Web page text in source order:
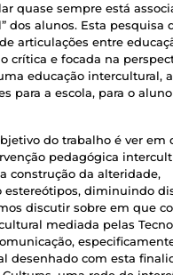
quase sempre está
dos alunos. Esta pesquisa
articulações entre
crítica e focada na
educação intercultural,
para a escola, para o
do trabalho é ver em
pedagógica
construção da alteridade,
estereótipos, diminuindo
discutir sobre em que
mediada pelas
desenhado com esta